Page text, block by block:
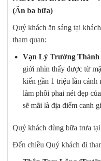
(Ăn ba bữa)
Quý khách ăn sáng tại
tham quan:
Vạn Lý Trường Thành
giới nhìn thấy được từ
kiến gần 1 triệu lần
làm phôi phai nét đẹp
sẽ mãi là địa điểm canh
Quý khách dùng bữa trưa
Đến chiều Quý khách đi